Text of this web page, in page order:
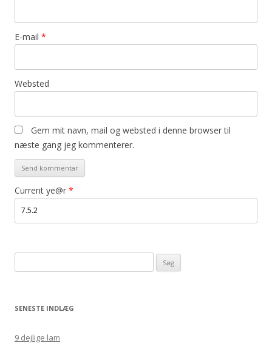
E-mail *
Websted
Gem mit navn, mail og websted i denne browser til
næste gang jeg kommenterer.
Current ye@r *
efter:
SENESTE INDLÆG
9 dejlige lam